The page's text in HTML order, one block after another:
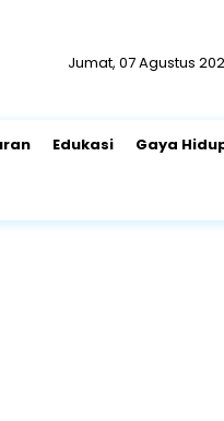
Jumat, 07 Agustus
Edukasi Gaya